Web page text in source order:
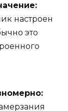
настроен
это